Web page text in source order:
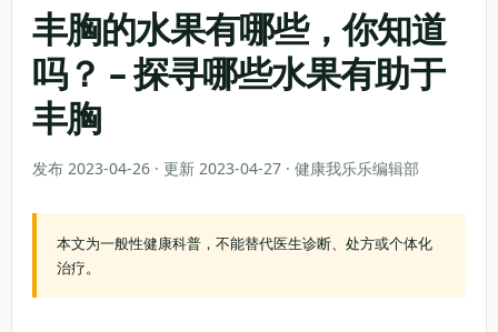
丰胸的水果有哪些，你知道
吗？ – 探寻哪些水果有助于
丰胸
发布 2023-04-26 · 更新 2023-04-27 · 健康我乐乐编辑部
本文为一般性健康科普，不能替代医生诊断、处方或个体化
治疗。